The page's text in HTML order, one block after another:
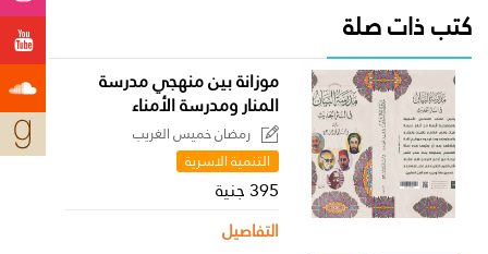
كتب ذات صلة
موزانة بين منهجي مدرسة
المنار ومدرسة الأمناء
رمضان خميس الغريب
التنمية الاسرية
395 جنية
التفاصيل